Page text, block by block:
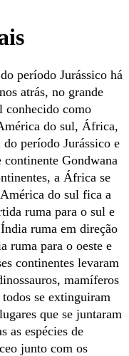
período Jurássico há
atrás, no grande
conhecido como
do sul, África,
período Jurássico e
Gondwana
a África se
do sul fica a
ruma para o sul e
ruma em direção
ruma para o oeste e
continentes levaram
mamíferos
se extinguiram
que se juntaram
as espécies de
junto com os